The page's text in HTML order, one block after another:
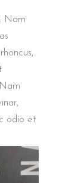
Nam
odio et